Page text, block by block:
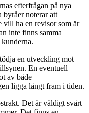
efterfrågan på nya
byråer noterar att
ha en revisor som är
inte finns samma
en utveckling mot
En eventuell
av både
ligga långt fram i tiden.
Det är väldigt svårt